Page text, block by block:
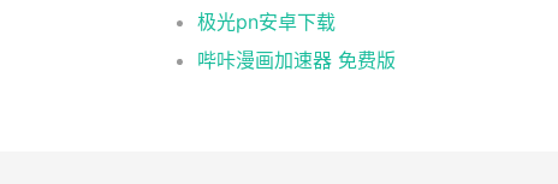
极光pn安卓下载
哔咔漫画加速器 免费版